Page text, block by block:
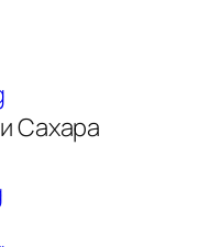
Сахара